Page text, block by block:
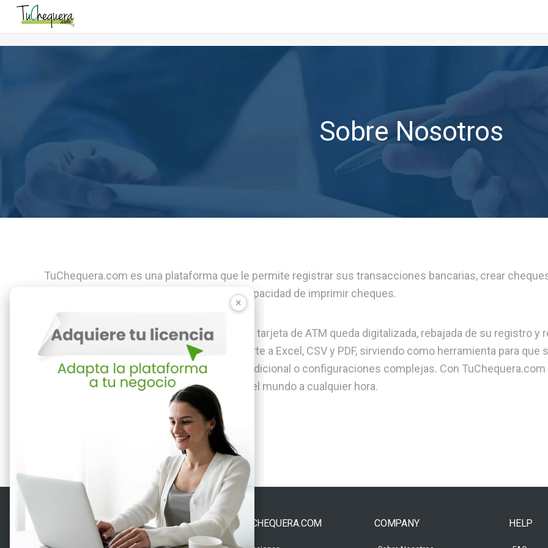
×
Sobre Nosotros
TuChequera.com es una plataforma que le permite registrar sus transacciones bancarias, crear
todas sus deducciones. Además le da la capacidad de imprimir cheques.
Ahora con Foto Recibos su transacción con tarjeta de ATM queda digitalizada, rebajada de su registro
desde su móvil. Nuestra plataforma convierte a Excel, CSV y PDF, sirviendo como herramienta para
sus planillas. Múltiples usuarios sin costo adicional o configuraciones complejas. Con
desde una sola cuenta en cualquier parte del mundo a cualquier hora.
Pruebe nuestro producto 30 días GRATIS.
TUCHEQUERA.COM COMPANY HELP